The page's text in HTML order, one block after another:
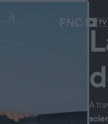
À